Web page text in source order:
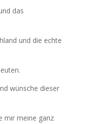
das
und die echte
wünsche dieser
mir meine ganz